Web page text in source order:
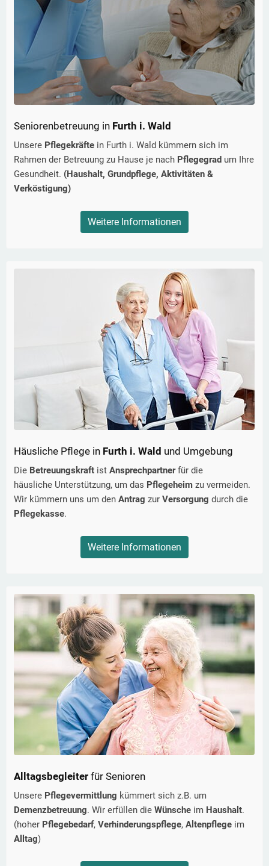
Seniorenbetreuung in Furth i. Wald
Unsere Pflegekräfte in Furth i. Wald kümmern sich im
Rahmen der Betreuung zu Hause je nach Pflegegrad um Ihre
Gesundheit. (Haushalt, Grundpflege, Aktivitäten &
Verköstigung)
Weitere Informationen
Häusliche Pflege in Furth i. Wald und Umgebung
Die Betreuungskraft ist Ansprechpartnerfür die
häusliche Unterstützung, um das Pflegeheim zu vermeiden.
Wir kümmern uns um den Antrag zur Versorgung durch die
Pflegekasse.
Weitere Informationen
Alltagsbegleiter für Senioren
Unsere Pflegevermittlung kümmert sich z.B. um
Demenzbetreuung. Wir erfüllen die Wünsche im Haushalt.
(hoher Pflegebedarf, Verhinderungspflege, Altenpflege im
Alltag)